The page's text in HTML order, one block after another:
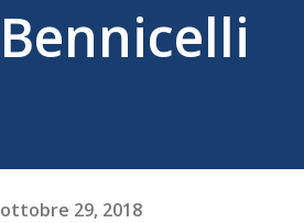
Bennicelli
ottobre 29, 2018